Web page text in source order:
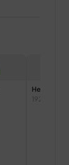
Hell’s Bells
1929